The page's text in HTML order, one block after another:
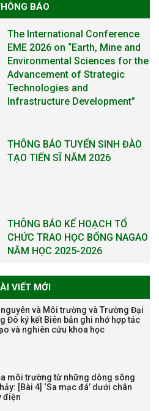
BÁO
The International Conference
EME 2026 on “Earth, Mine and
Environmental Sciences for the
Advancement of Strategic
Technologies and
Infrastructure Development”
THÔNG BÁO TUYỂN SINH ĐÀO
TẠO TIẾN SĨ NĂM 2026
THÔNG BÁO KẾ HOẠCH TỔ
CHỨC TRAO HỌC BỔNG NAGAO
NĂM HỌC 2025-2026
NĂM XÂY DỰNG VÀ PHÁT TRIỂN
VIỆN (1985-2025) VÀ ĐÓN
VIẾT MỚI
nguyên và Môi trường và Trường Đại
Đô ký kết Biên bản ghi nhớ hợp tác
và nghiên cứu khoa học
môi trường từ những dòng sông
[Bài 4] ‘Sa mạc đá’ dưới chân
điện